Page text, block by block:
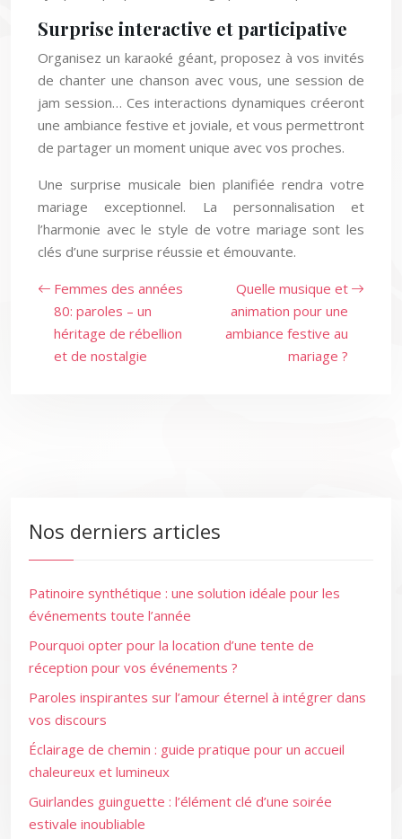
Surprise interactive et participative
Organisez un karaoké géant, proposez à vos invités
de chanter une chanson avec vous, une session de
jam session… Ces interactions dynamiques créeront
une ambiance festive et joviale, et vous permettront
de partager un moment unique avec vos proches.
Une surprise musicale bien planifiée rendra votre
mariage exceptionnel. La personnalisation et
l’harmonie avec le style de votre mariage sont les
clés d’une surprise réussie et émouvante.
Femmes des années
80: paroles – un
héritage de rébellion
et de nostalgie
Quelle musique et
animation pour une
ambiance festive au
mariage ?
Nos derniers articles
Patinoire synthétique : une solution idéale pour les
événements toute l’année
Pourquoi opter pour la location d’une tente de
réception pour vos événements ?
Paroles inspirantes sur l’amour éternel à intégrer dans
vos discours
Éclairage de chemin : guide pratique pour un accueil
chaleureux et lumineux
Guirlandes guinguette : l’élément clé d’une soirée
estivale inoubliable